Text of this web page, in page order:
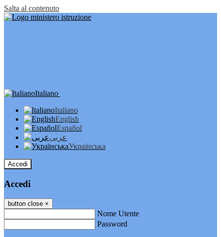
Salta al contenuto
Italiano
Italiano
English
Español
عربى
Українська
Accedi
Accedi
button close ×
Nome Utente
Password